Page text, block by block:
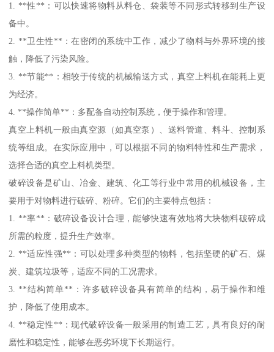
1. **性**：可以快速将物料从料仓、袋装等不同形式转移到生产设
备中。
2. **卫生性**：在密闭的系统中工作，减少了物料与外界环境的接
触，降低了污染风险。
3. **节能**：相较于传统的机械输送方式，真空上料机在能耗上更
为经济。
4. **操作简单**：多配备自动控制系统，便于操作和管理。
真空上料机一般由真空源（如真空泵）、送料管道、料斗、控制系
统等组成。在实际应用中，可以根据不同的物料特性和生产需求，
选择合适的真空上料机类型。
破碎设备是矿山、冶金、建筑、化工等行业中常用的机械设备，主
要用于对物料进行破碎、粉碎。它们的主要特点包括：
1. **率**：破碎设备设计合理，能够快速有效地将大块物料破碎成
所需的粒度，提升生产效率。
2. **适应性强**：可以处理多种类型的物料，包括坚硬的矿石、煤
炭、建筑垃圾等，适应不同的工况需求。
3. **结构简单**：许多破碎设备具有简单的结构，易于操作和维
护，降低了使用成本。
4. **稳定性**：现代破碎设备一般采用的制造工艺，具有良好的耐
磨性和稳定性，能够在恶劣环境下长期运行。